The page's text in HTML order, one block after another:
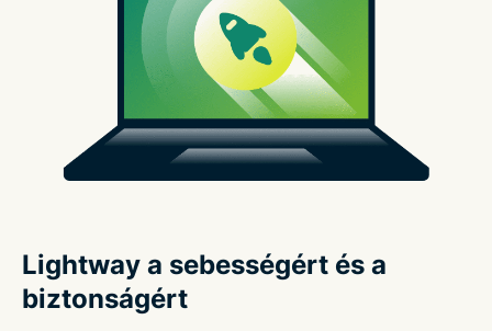
Lightway a sebességért és a
biztonságért